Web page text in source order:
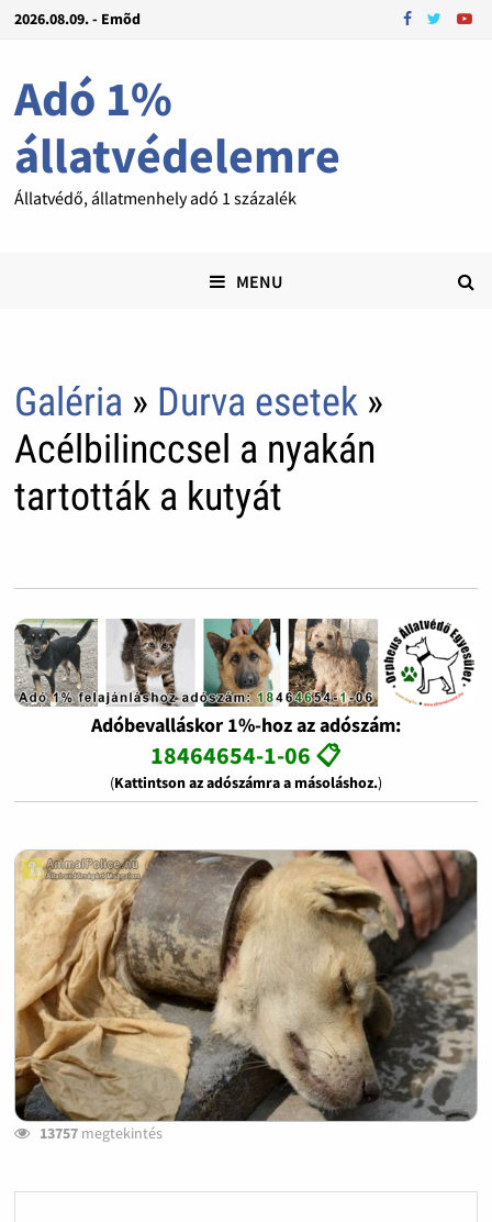
2026.08.09. - Emõd
Adó 1%
állatvédelemre
Állatvédő, állatmenhely adó 1 százalék
MENU
Galéria » Durva esetek»
Acélbilinccsel a nyakán
tartották a kutyát
Adóbevalláskor 1%-hoz az adószám:
18464654-1-06 📋
(Kattintson az adószámra a másoláshoz.)
13757megtekintés